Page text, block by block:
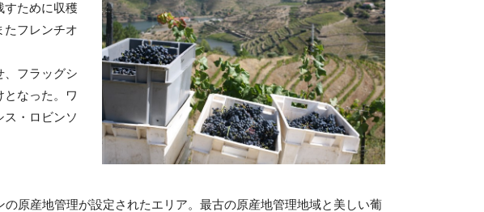
すために収穫
たフレンチオ
、フラッグシ
となった。ワ
・ロビンソ
原産地管理が設定されたエリア。最古の原産地管理地域と美しい葡